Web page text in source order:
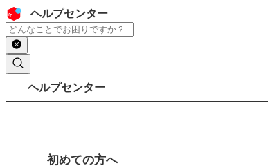
コンテンツにスキップ
ヘッダー
ヘルプセンター
検索
パンくずリスト
ヘルプセンター
サイドバー
初めての方へ